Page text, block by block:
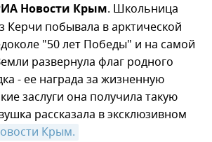
Новости Крым. Школьница
Керчи побывала в арктической
"50 лет Победы" и на самой
развернула флаг родного
- ее награда за жизненную
заслуги она получила такую
рассказала в эксклюзивном
Крым.